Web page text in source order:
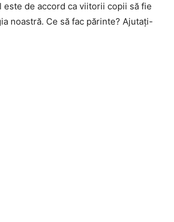
este de accord ca viitorii copii să fie
noastră. Ce să fac părinte? Ajutați-